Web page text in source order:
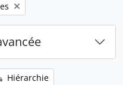
Hiérarchie